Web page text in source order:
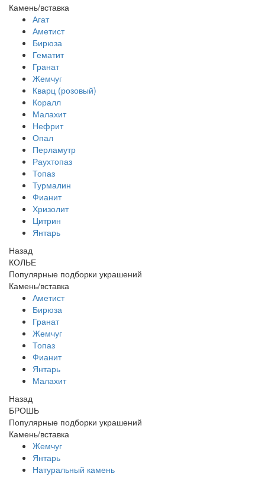
Камень/вставка
Агат
Аметист
Бирюза
Гематит
Гранат
Жемчуг
Кварц (розовый)
Коралл
Малахит
Нефрит
Опал
Перламутр
Раухтопаз
Топаз
Турмалин
Фианит
Хризолит
Цитрин
Янтарь
Назад
КОЛЬЕ
Популярные подборки украшений
Камень/вставка
Аметист
Бирюза
Гранат
Жемчуг
Топаз
Фианит
Янтарь
Малахит
Назад
БРОШЬ
Популярные подборки украшений
Камень/вставка
Жемчуг
Янтарь
Натуральный камень